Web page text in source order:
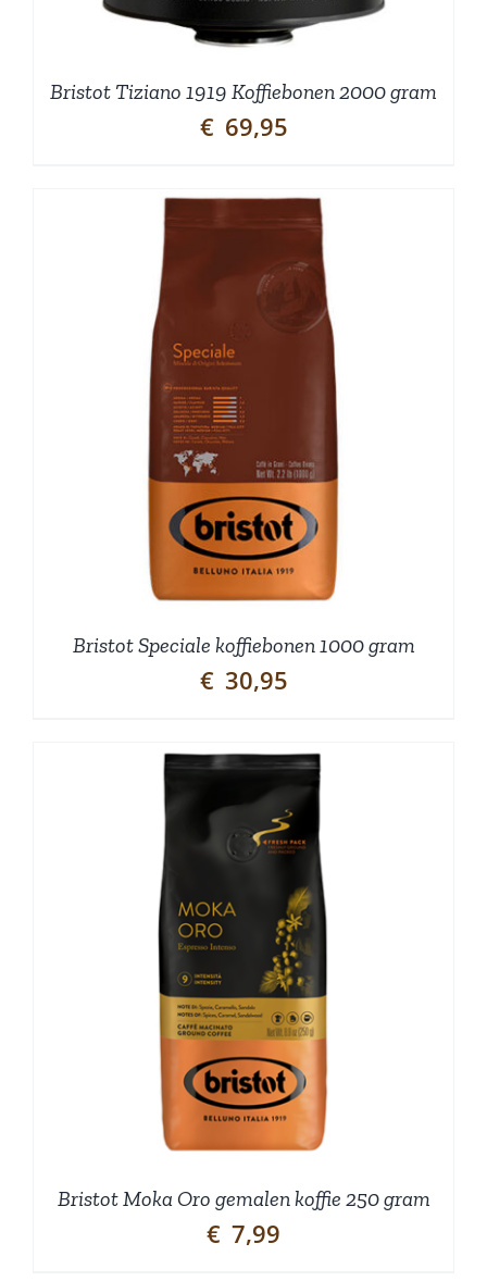
Bristot Tiziano 1919 Koffiebonen 2000 gram
€ 69,95
Bristot Speciale koffiebonen 1000 gram
€ 30,95
Bristot Moka Oro gemalen koffie 250 gram
€ 7,99